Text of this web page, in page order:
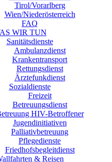
Tirol/Vorarlberg
Wien/Niederösterreich
FAQ
WIR TUN
Sanitätsdienste
Ambulanzdienst
Krankentransport
Rettungsdienst
Ärztefunkdienst
Sozialdienste
Freizeit
Betreuungsdienst
HIV-Betroffener
Jugendinitiativen
Palliativbetreuung
Pflegedienste
Friedhofsbegleitdienst
& Reisen